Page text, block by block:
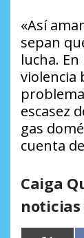
«Así
sepan
lucha.
violencia
escasez
gas
cuenta
Caiga
noticias